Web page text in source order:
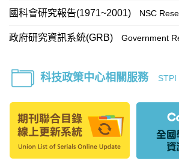
國科會研究報告(1971~2001) NSC
政府研究資訊系統(GRB) Government
科技政策中心相關服務 STPI